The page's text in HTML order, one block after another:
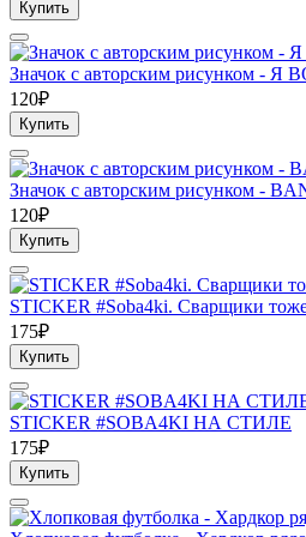
Купить
Значок с авторским рисунком
120₽
Купить
Значок с авторским рисунком -
120₽
Купить
STICKER #Soba4ki. Сварщики
175₽
Купить
STICKER #SOBA4KI НА СТИЛЕ
175₽
Купить